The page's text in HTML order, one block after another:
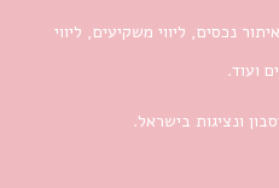
נכסים, ליווי משקיעים, ליווי
ועוד.
ונציגות בישראל.